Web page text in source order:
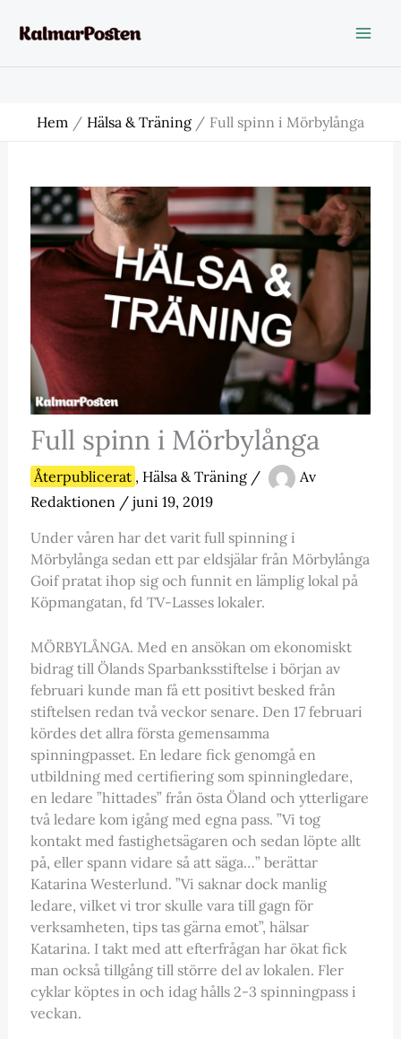
Hem Hälsa & Träning Full spinn i Mörbylånga
Full spinn i Mörbylånga
Återpublicerat , Hälsa & Träning/
Av
Redaktionen / juni 19, 2019
Under våren har det varit full spinning i
Mörbylånga sedan ett par eldsjälar från Mörbylånga
Goif pratat ihop sig och funnit en lämplig lokal på
Köpmangatan, fd TV-Lasses lokaler.
MÖRBYLÅNGA. Med en ansökan om ekonomiskt
bidrag till Ölands Sparbanksstiftelse i början av
februari kunde man få ett positivt besked från
stiftelsen redan två veckor senare. Den 17 februari
kördes det allra första gemensamma
spinningpasset. En ledare fick genomgå en
utbildning med certifiering som spinningledare,
en ledare ”hittades” från östa Öland och ytterligare
två ledare kom igång med egna pass. ”Vi tog
kontakt med fastighetsägaren och sedan löpte allt
på, eller spann vidare så att säga…” berättar
Katarina Westerlund. ”Vi saknar dock manlig
ledare, vilket vi tror skulle vara till gagn för
verksamheten, tips tas gärna emot”, hälsar
Katarina. I takt med att efterfrågan har ökat fick
man också tillgång till större del av lokalen. Fler
cyklar köptes in och idag hålls 2-3 spinningpass i
veckan.